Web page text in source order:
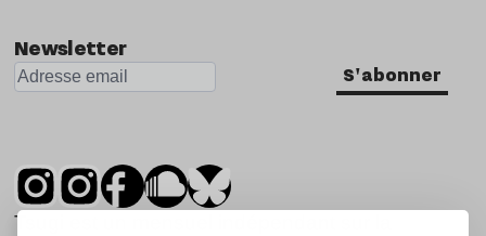
Newsletter
S'abonner
Tsugi est un mensuel indépendant sur la